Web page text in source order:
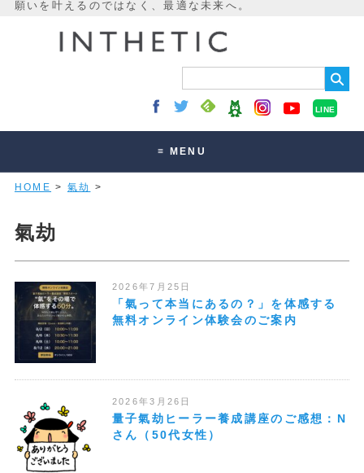
LINE
≡ MENU
読みもの
オンラインサロン
HOME > 氣劫 >
氣劫
2026年7月25日
「氣って本当にあるの？」を体感する
無料オンライン体験会のご案内
2026年3月26日
量子氣劫ヒーラー養成講座のご感想：N
さん（50代女性）